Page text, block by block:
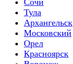
Сочи
Тула
Архангельск
Московский
Орел
Красноярск